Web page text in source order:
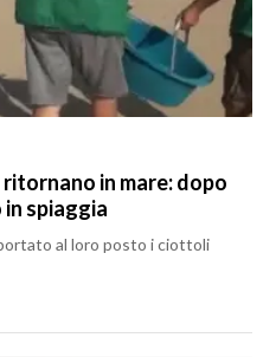
in mare: dopo
spiaggia
al loro posto i ciottoli